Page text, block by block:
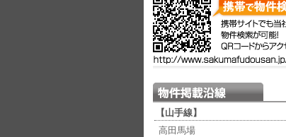
【山手線】
高田馬場